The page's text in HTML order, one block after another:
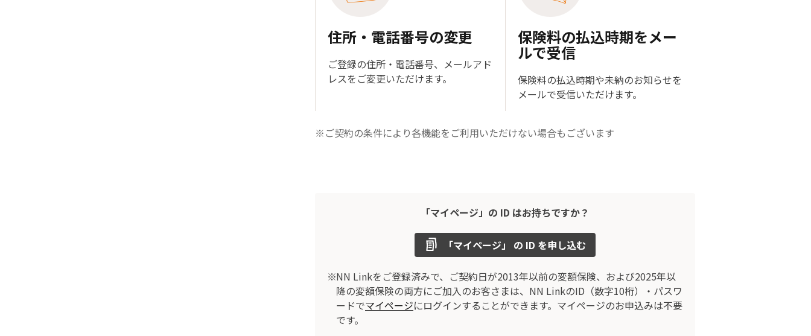
住所・電話番号の変更
ご登録の住所・電話番号、メールアド
レスをご変更いただけます。
保険料の払込時期をメー
ルで受信
保険料の払込時期や未納のお知らせを
メールで受信いただけます。
※ご契約の条件により各機能をご利用いただけない場合もございます
「マイページ」の ID はお持ちですか？
「マイページ」 の ID を申し込む
NN Linkをご登録済みで、ご契約日が2013年以前の変額保険、および2025年以
降の変額保険の両方にご加入のお客さまは、NN LinkのID（数字10桁）・パスワ
ードでマイページにログインすることができます。マイページのお申込みは不要
です。